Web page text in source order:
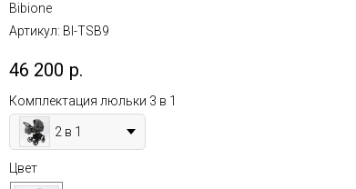
Bibione
Артикул: BI-TSB9
46 200 р.
Комплектация люльки 3 в 1
2 в 1
Цвет